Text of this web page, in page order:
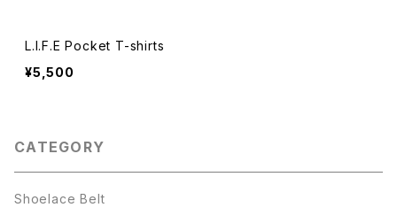
L.I.F.E Pocket T-shirts
¥5,500
CATEGORY
Shoelace Belt